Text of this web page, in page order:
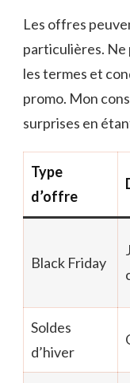
Les offres
particulières. Ne
les termes et
promo. Mon
surprises en
Type
d’offre
Black Friday
Soldes
d’hiver